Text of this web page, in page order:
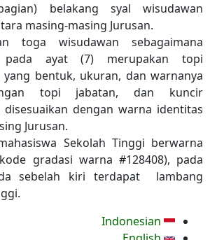
belakang syal wisudawan
masing-masing Jurusan.
toga wisudawan sebagaimana
pada ayat (7) merupakan topi
yang bentuk, ukuran, dan warnanya
topi jabatan, dan kuncir
disesuaikan dengan warna identitas
Jurusan.
Sekolah Tinggi berwarna
gradasi warna #128408), pada
sebelah kiri terdapat lambang